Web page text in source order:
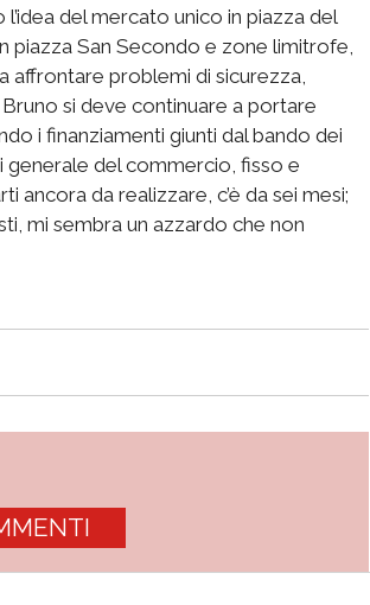
del mercato unico in piazza del
piazza San Secondo e zone limitrofe,
affrontare problemi di sicurezza,
si deve continuare a portare
i finanziamenti giunti dal bando dei
generale del commercio, fisso e
da realizzare, c’è da sei mesi;
mi sembra un azzardo che non